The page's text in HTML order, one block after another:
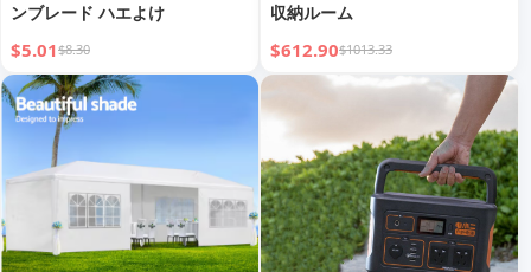
ンブレード ハエよけ
$5.01$8.30
収納ルーム
$612.90$1013.33